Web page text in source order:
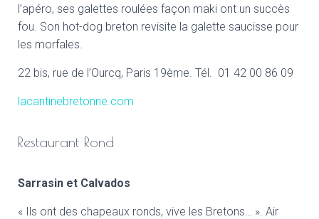
l’apéro, ses galettes roulées façon maki ont un succès
fou. Son hot-dog breton revisite la galette saucisse pour
les morfales.
22 bis, rue de l’Ourcq, Paris 19ème. Tél. 01 42 00 86 09
lacantinebretonne.com
Restaurant Rond
Sarrasin et Calvados
« Ils ont des chapeaux ronds, vive les Bretons… ». Air